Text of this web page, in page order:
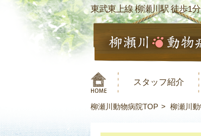
東武東上線 柳瀬川駅 徒歩1
スタッフ紹介
柳瀬川動物病院TOP 柳瀬川